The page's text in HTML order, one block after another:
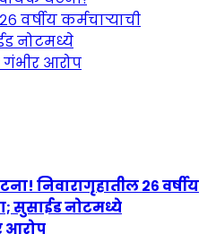
निवारागृहातील २६ वर्षीय
सुसाईड नोटमध्ये
आरोप